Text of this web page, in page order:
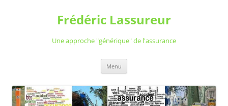
Frédéric Lassureur
Une approche "générique" de l'assurance
Menu